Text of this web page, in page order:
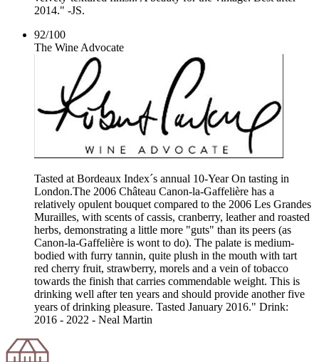
2014." -JS.
92/100
The Wine Advocate
Tasted at Bordeaux Index´s annual 10-Year On tasting in
London.The 2006 Château Canon-la-Gaffelière has a
relatively opulent bouquet compared to the 2006 Les Grandes
Murailles, with scents of cassis, cranberry, leather and roasted
herbs, demonstrating a little more "guts" than its peers (as
Canon-la-Gaffelière is wont to do). The palate is medium-
bodied with furry tannin, quite plush in the mouth with tart
red cherry fruit, strawberry, morels and a vein of tobacco
towards the finish that carries commendable weight. This is
drinking well after ten years and should provide another five
years of drinking pleasure. Tasted January 2016." Drink:
2016 - 2022 - Neal Martin